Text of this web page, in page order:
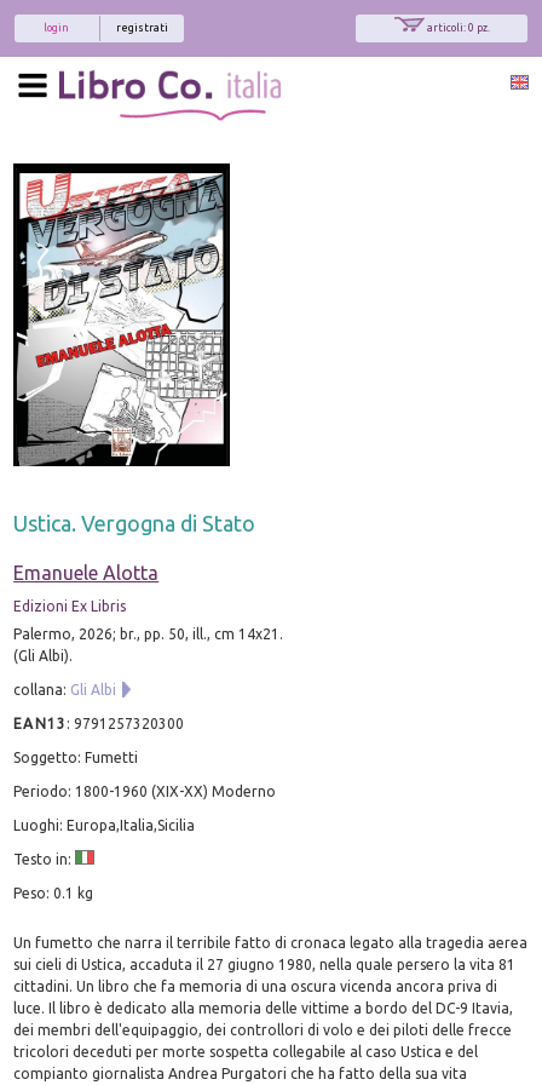
articoli: 0 pz.
registrati
login
Ustica. Vergogna di Stato
Emanuele Alotta
Edizioni Ex Libris
Palermo, 2026; br., pp. 50, ill., cm 14x21.
(Gli Albi).
collana: Gli Albi
EAN13 :9791257320300
Soggetto: Fumetti
Periodo: 1800-1960 (XIX-XX) Moderno
Luoghi: Europa,Italia,Sicilia
Testo in:
Peso: 0.1 kg
Un fumetto che narra il terribile fatto di cronaca legato alla tragedia aerea
sui cieli di Ustica, accaduta il 27 giugno 1980, nella quale persero la vita 81
cittadini. Un libro che fa memoria di una oscura vicenda ancora priva di
luce. Il libro è dedicato alla memoria delle vittime a bordo del DC-9 Itavia,
dei membri dell'equipaggio, dei controllori di volo e dei piloti delle frecce
tricolori deceduti per morte sospetta collegabile al caso Ustica e del
compianto giornalista Andrea Purgatori che ha fatto della sua vita